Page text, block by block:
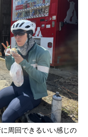
周回できるいい感じの